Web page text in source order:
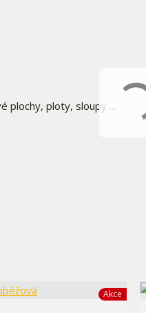
plochy, ploty, sloupy ...
Akce